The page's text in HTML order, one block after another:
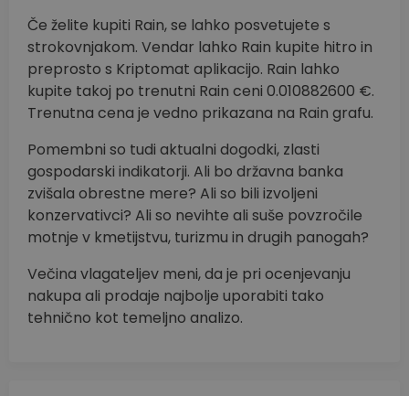
Če želite kupiti Rain, se lahko posvetujete s
strokovnjakom. Vendar lahko Rain kupite hitro in
preprosto s Kriptomat aplikacijo. Rain lahko
kupite takoj po trenutni Rain ceni 0.010882600 €.
Trenutna cena je vedno prikazana na Rain grafu.
Pomembni so tudi aktualni dogodki, zlasti
gospodarski indikatorji. Ali bo državna banka
zvišala obrestne mere? Ali so bili izvoljeni
konzervativci? Ali so nevihte ali suše povzročile
motnje v kmetijstvu, turizmu in drugih panogah?
Večina vlagateljev meni, da je pri ocenjevanju
nakupa ali prodaje najbolje uporabiti tako
tehnično kot temeljno analizo.